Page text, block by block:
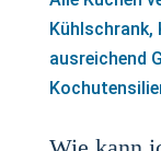
Kühlschrank,
ausreichend